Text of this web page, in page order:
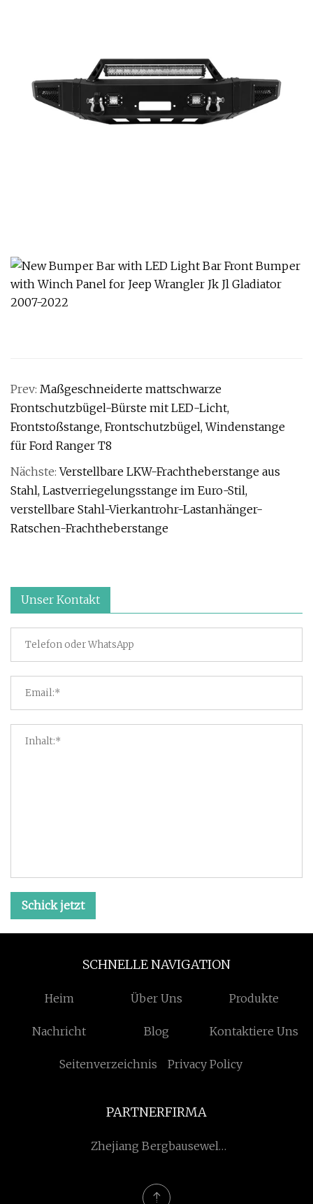
Prev: Maßgeschneiderte mattschwarze
Frontschutzbügel-Bürste mit LED-Licht,
Frontstoßstange, Frontschutzbügel, Windenstange
für Ford Ranger T8
Nächste:Verstellbare LKW-Frachtheberstange aus
Stahl, Lastverriegelungsstange im Euro-Stil,
verstellbare Stahl-Vierkantrohr-Lastanhänger-
Ratschen-Frachtheberstange
Unser Kontakt
Schick jetzt
SCHNELLE NAVIGATION
Heim Über Uns Produkte
Nachricht Blog Kontaktiere Uns
Seitenverzeichnis Privacy Policy
PARTNERFIRMA
Zhejiang Bergbausewell